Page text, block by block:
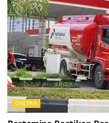
DAERAH